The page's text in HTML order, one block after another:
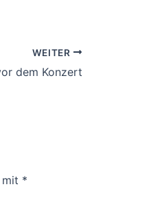
WEITER
dem Konzert
*